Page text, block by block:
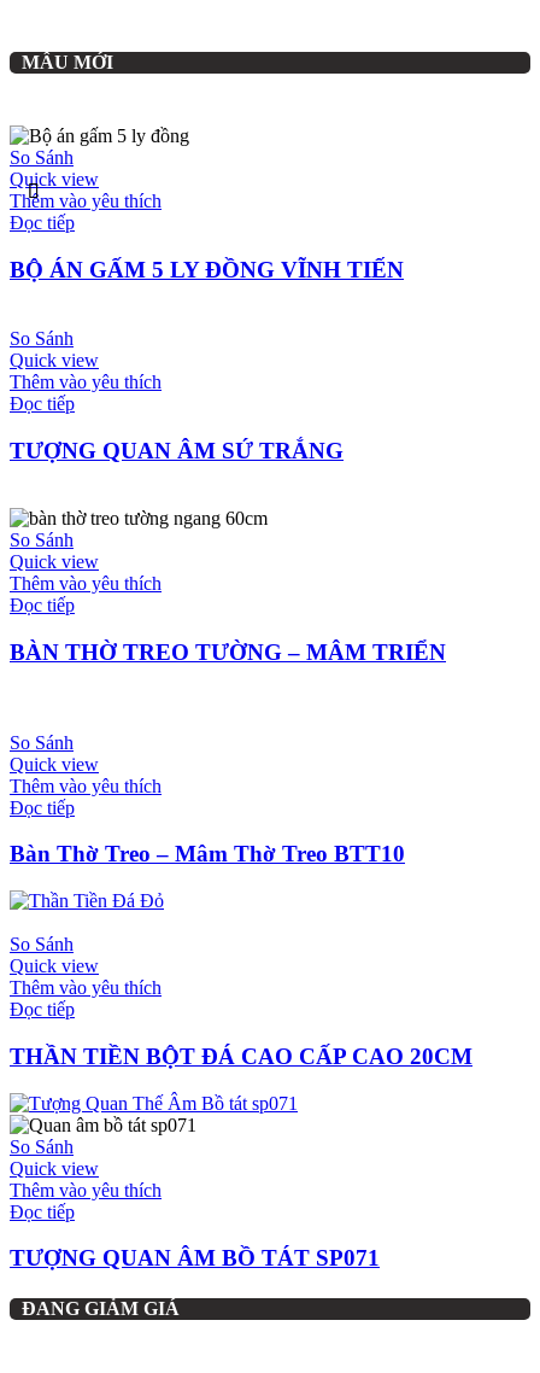
MẪU MỚI
So Sánh
Quick view
Thêm vào yêu thích
Đọc tiếp
BỘ ÁN GẤM 5 LY ĐỒNG VĨNH TIẾN
So Sánh
Quick view
Thêm vào yêu thích
Đọc tiếp
TƯỢNG QUAN ÂM SỨ TRẮNG
So Sánh
Quick view
Thêm vào yêu thích
Đọc tiếp
BÀN THỜ TREO TƯỜNG – MÂM TRIỂN
So Sánh
Quick view
Thêm vào yêu thích
Đọc tiếp
Bàn Thờ Treo – Mâm Thờ Treo BTT10
So Sánh
Quick view
Thêm vào yêu thích
Đọc tiếp
THẦN TIỀN BỘT ĐÁ CAO CẤP CAO 20CM
So Sánh
Quick view
Thêm vào yêu thích
Đọc tiếp
TƯỢNG QUAN ÂM BỒ TÁT SP071
ĐANG GIẢM GIÁ